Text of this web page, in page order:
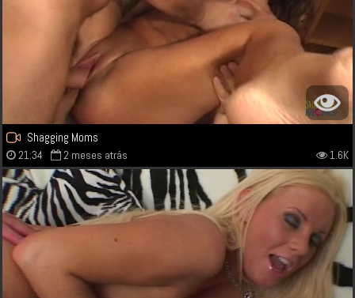
Shagging Moms
21:34 2 meses atrás 1.6K